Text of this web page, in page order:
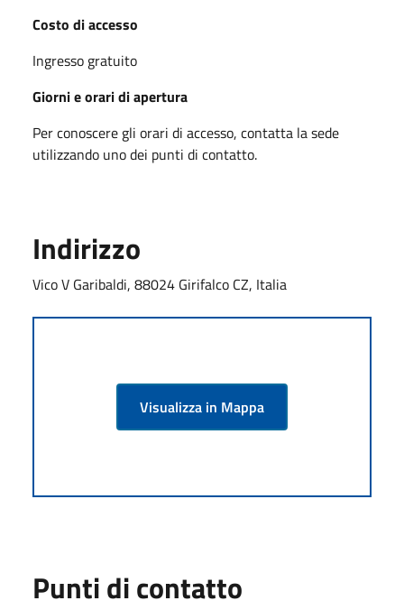
Costo di accesso
Ingresso gratuito
Giorni e orari di apertura
Per conoscere gli orari di accesso, contatta la sede
utilizzando uno dei punti di contatto.
Indirizzo
Vico V Garibaldi, 88024 Girifalco CZ, Italia
Visualizza in Mappa
Punti di contatto